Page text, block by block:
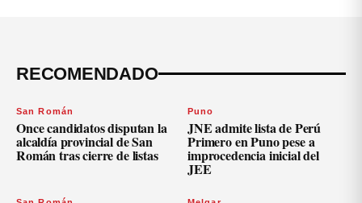
RECOMENDADO
San Román
Once candidatos disputan la
alcaldía provincial de San
Román tras cierre de listas
Puno
JNE admite lista de Perú
Primero en Puno pese a
improcedencia inicial del
JEE